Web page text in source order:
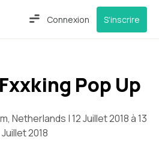
Connexion S'inscrire
Pop Up
Netherlands | 12 Juillet 2018 à 13
Juillet 2018